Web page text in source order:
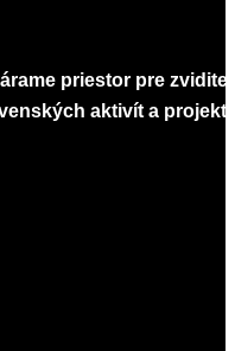
priestor pre
aktivít a